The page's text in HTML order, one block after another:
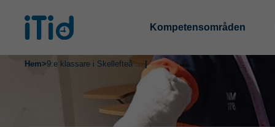
Kompetensområden
Hem> 9:e klassare i Skellefteå fick testa på ingenjörsyrket |